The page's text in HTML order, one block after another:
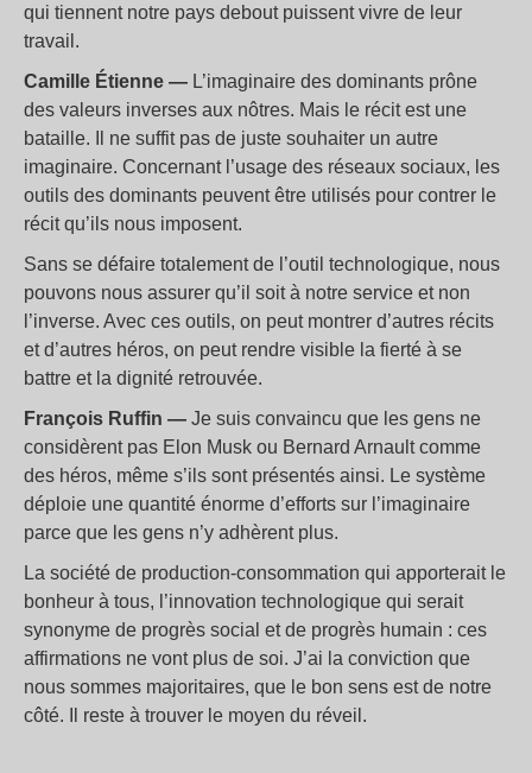
qui tiennent notre pays debout puissent vivre de leur
travail.
Camille Étienne — L’imaginaire des dominants prône
des valeurs inverses aux nôtres. Mais le récit est une
bataille. Il ne suffit pas de juste souhaiter un autre
imaginaire. Concernant l’usage des réseaux sociaux, les
outils des dominants peuvent être utilisés pour contrer le
récit qu’ils nous imposent.
Sans se défaire totalement de l’outil technologique, nous
pouvons nous assurer qu’il soit à notre service et non
l’inverse. Avec ces outils, on peut montrer d’autres récits
et d’autres héros, on peut rendre visible la fierté à se
battre et la dignité retrouvée.
François Ruffin — Je suis convaincu que les gens ne
considèrent pas Elon Musk ou Bernard Arnault comme
des héros, même s’ils sont présentés ainsi. Le système
déploie une quantité énorme d’efforts sur l’imaginaire
parce que les gens n’y adhèrent plus.
La société de production-consommation qui apporterait le
bonheur à tous, l’innovation technologique qui serait
synonyme de progrès social et de progrès humain : ces
affirmations ne vont plus de soi. J’ai la conviction que
nous sommes majoritaires, que le bon sens est de notre
côté. Il reste à trouver le moyen du réveil.